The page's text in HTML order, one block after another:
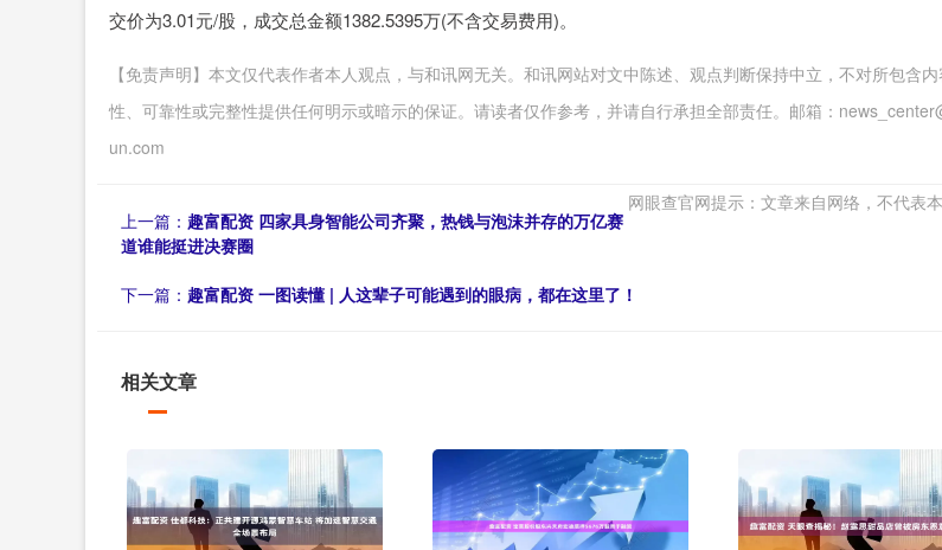
交价为3.01元/股，成交总金额1382.5395万(不含交易费用)。
【免责声明】本文仅代表作者本人观点，与和讯网无关。和讯网站对文中陈述、观点判断保持中立，不对所包含
性、可靠性或完整性提供任何明示或暗示的保证。请读者仅作参考，并请自行承担全部责任。邮箱：
un.com
网眼查官网提示：文章来自网络，不代表本
上一篇： 趣富配资 四家具身智能公司齐聚，热钱与泡沫并存的万亿赛
道谁能挺进决赛圈
下一篇： 趣富配资 一图读懂 | 人这辈子可能遇到的眼病，都在这里了！
相关文章